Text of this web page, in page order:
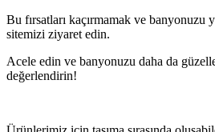
Bu fırsatları kaçırmamak ve
sitemizi ziyaret edin.
Acele edin ve banyonuzu daha da
değerlendirin!